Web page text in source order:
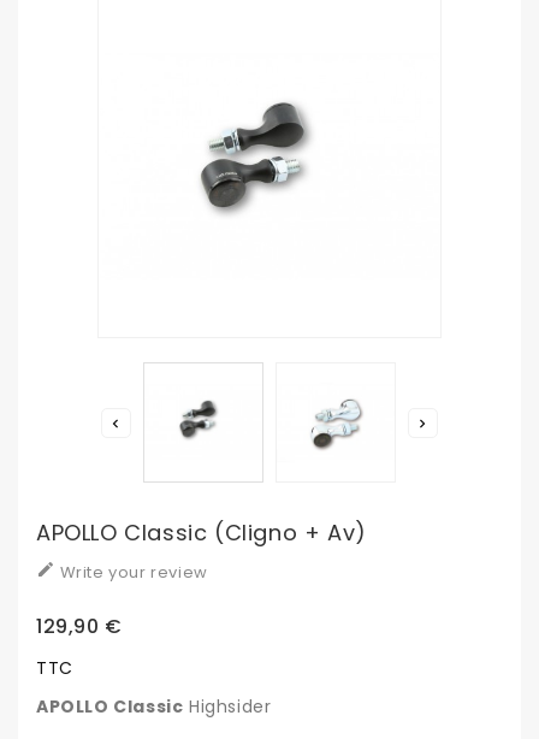
 
APOLLO Classic (cligno + Av)
 Write your review
129,90 €
TTC
APOLLO Classic Highsider